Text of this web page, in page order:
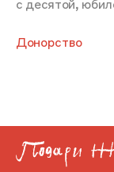
с десятой,
Донорство